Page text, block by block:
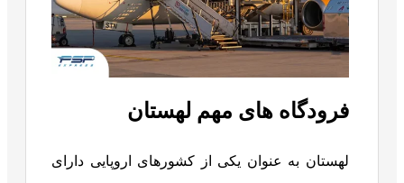
فرودگاه های مهم لهستان
لهستان به عنوان یکی از کشورهای اروپایی دارای